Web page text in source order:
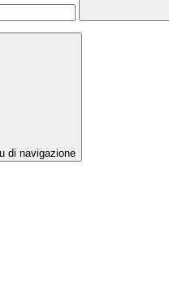
di navigazione